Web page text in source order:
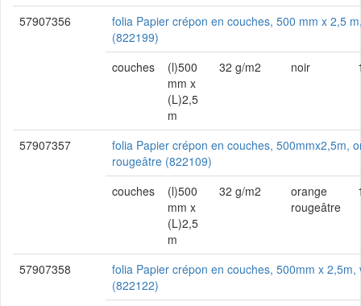
57907356
folia Papier crépon en couches, 500 mm x 2,5
(822199)
couches
(l)500
mm x
(L)2,5
m
32 g/m2 noir
57907357
folia Papier crépon en couches, 500mmx2,5m,
rougeâtre (822109)
couches
(l)500
mm x
(L)2,5
m
32 g/m2
orange
rougeâtre
57907358
folia Papier crépon en couches, 500mm x 2,5m,
(822122)